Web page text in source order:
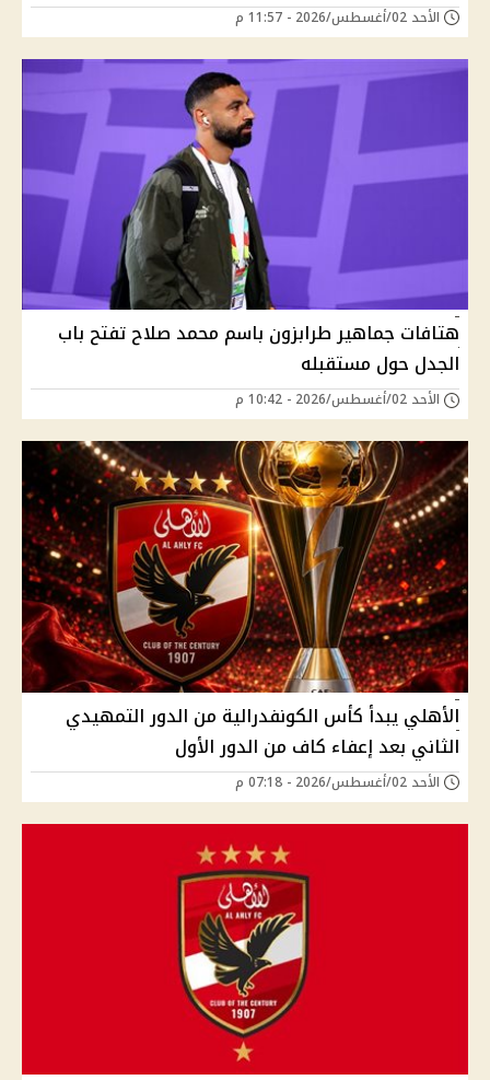
الأحد 02/أغسطس/2026 - 11:57 م
هتافات جماهير طرابزون باسم محمد صلاح تفتح باب
الجدل حول مستقبله
الأحد 02/أغسطس/2026 - 10:42 م
الأهلي يبدأ كأس الكونفدرالية من الدور التمهيدي
الثاني بعد إعفاء كاف من الدور الأول
الأحد 02/أغسطس/2026 - 07:18 م